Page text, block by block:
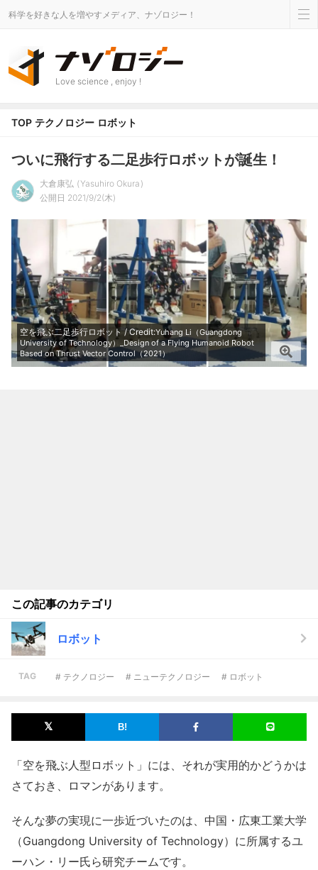
科学を好きな人を増やすメディア、ナゾロジー！
Love science , enjoy !
TOP テクノロジー ロボット
ついに飛行する二足歩行ロボットが誕生！
大倉康弘
Yasuhiro Okura
公開日 2021/9/2(木)
空を飛ぶ二足歩行ロボット / Credit:Yuhang Li（Guangdong
University of Technology）_Design of a Flying Humanoid Robot
Based on Thrust Vector Control（2021）
この記事のカテゴリ
ロボット
TAG # テクノロジー # ニューテクノロジー # ロボット
「空を飛ぶ人型ロボット」には、それが実用的かどうかは
さておき、ロマンがあります。
そんな夢の実現に一歩近づいたのは、中国・広東工業大学
（Guangdong University of Technology）に所属するユ
ーハン・リー氏ら研究チームです。